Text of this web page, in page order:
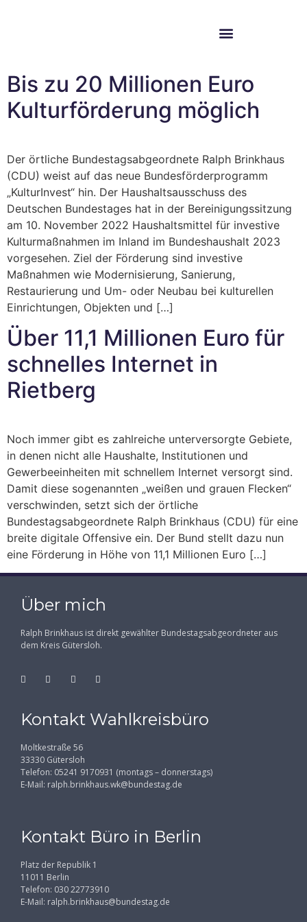
Bis zu 20 Millionen Euro
Kulturförderung möglich
Der örtliche Bundestagsabgeordnete Ralph Brinkhaus
(CDU) weist auf das neue Bundesförderprogramm
„KulturInvest“ hin. Der Haushaltsausschuss des
Deutschen Bundestages hat in der Bereinigungssitzung
am 10. November 2022 Haushaltsmittel für investive
Kulturmaßnahmen im Inland im Bundeshaushalt 2023
vorgesehen. Ziel der Förderung sind investive
Maßnahmen wie Modernisierung, Sanierung,
Restaurierung und Um- oder Neubau bei kulturellen
Einrichtungen, Objekten und […]
Über 11,1 Millionen Euro für
schnelles Internet in
Rietberg
Noch immer gibt es zahlreiche unterversorgte Gebiete,
in denen nicht alle Haushalte, Institutionen und
Gewerbeeinheiten mit schnellem Internet versorgt sind.
Damit diese sogenannten „weißen und grauen Flecken“
verschwinden, setzt sich der örtliche
Bundestagsabgeordnete Ralph Brinkhaus (CDU) für eine
breite digitale Offensive ein. Der Bund stellt dazu nun
eine Förderung in Höhe von 11,1 Millionen Euro […]
Über mich
Ralph Brinkhaus ist direkt gewählter Bundestagsabgeordneter aus
dem Kreis Gütersloh.
Kontakt Wahlkreisbüro
Moltkestraße 56
33330 Gütersloh
Telefon: 05241 9170931 (montags – donnerstags)
E-Mail: ralph.brinkhaus.wk@bundestag.de
Kontakt Büro in Berlin
Platz der Republik 1
11011 Berlin
Telefon: 030 22773910
E-Mail: ralph.brinkhaus@bundestag.de